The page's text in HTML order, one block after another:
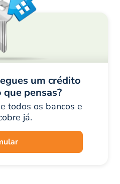
um crédito
pensas?
todos os bancos e
já.